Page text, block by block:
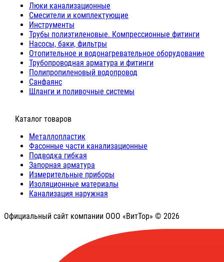
Люки канализационные
Cмесители и комплектующие
Инструменты
Трубы полиэтиленовые. Компрессионные фитинги
Насосы, баки, фильтры
Отопительное и водонагревательное оборудование
Трубопроводная арматура и фитинги
Полипропиленовый водопровод
Санфаянс
Шланги и поливочные системы
⠀Каталог товаров
Металлопластик
Фасонные части канализационные
Подводка гибкая
Запорная арматура
Измерительные приборы
Изоляционные материалы
Канализация наружная
Официальный сайт компании ООО «ВитТор» © 2026